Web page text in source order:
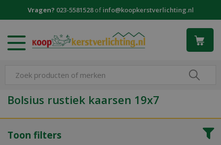
Vragen? 023-5581528ofinfo@koopkerstverlichting.nl
Bolsius rustiek kaarsen 19x7
Toon filters